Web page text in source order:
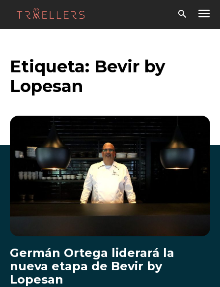
Etiqueta: Bevir by
Lopesan
Germán Ortega liderará la
nueva etapa de Bevir by
Lopesan